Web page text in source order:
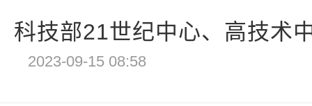
科技部21世纪中心、高技术
2023-09-15 08:58